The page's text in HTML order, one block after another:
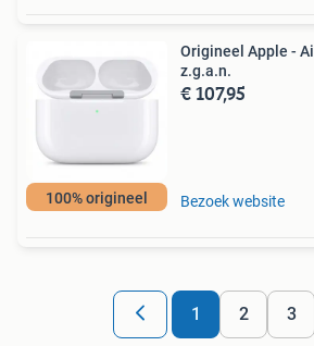
100% origineel
Origineel Apple -
z.g.a.n.
€ 107,95
Bezoek website
1 2 3